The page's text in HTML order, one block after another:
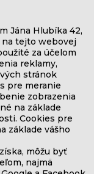
Jána Hlubíka 42,
na tejto webovej
za účelom
reklamy,
stránok
pre meranie
zobrazenia
na základe
Cookies pre
základe vášho
môžu byť
najmä